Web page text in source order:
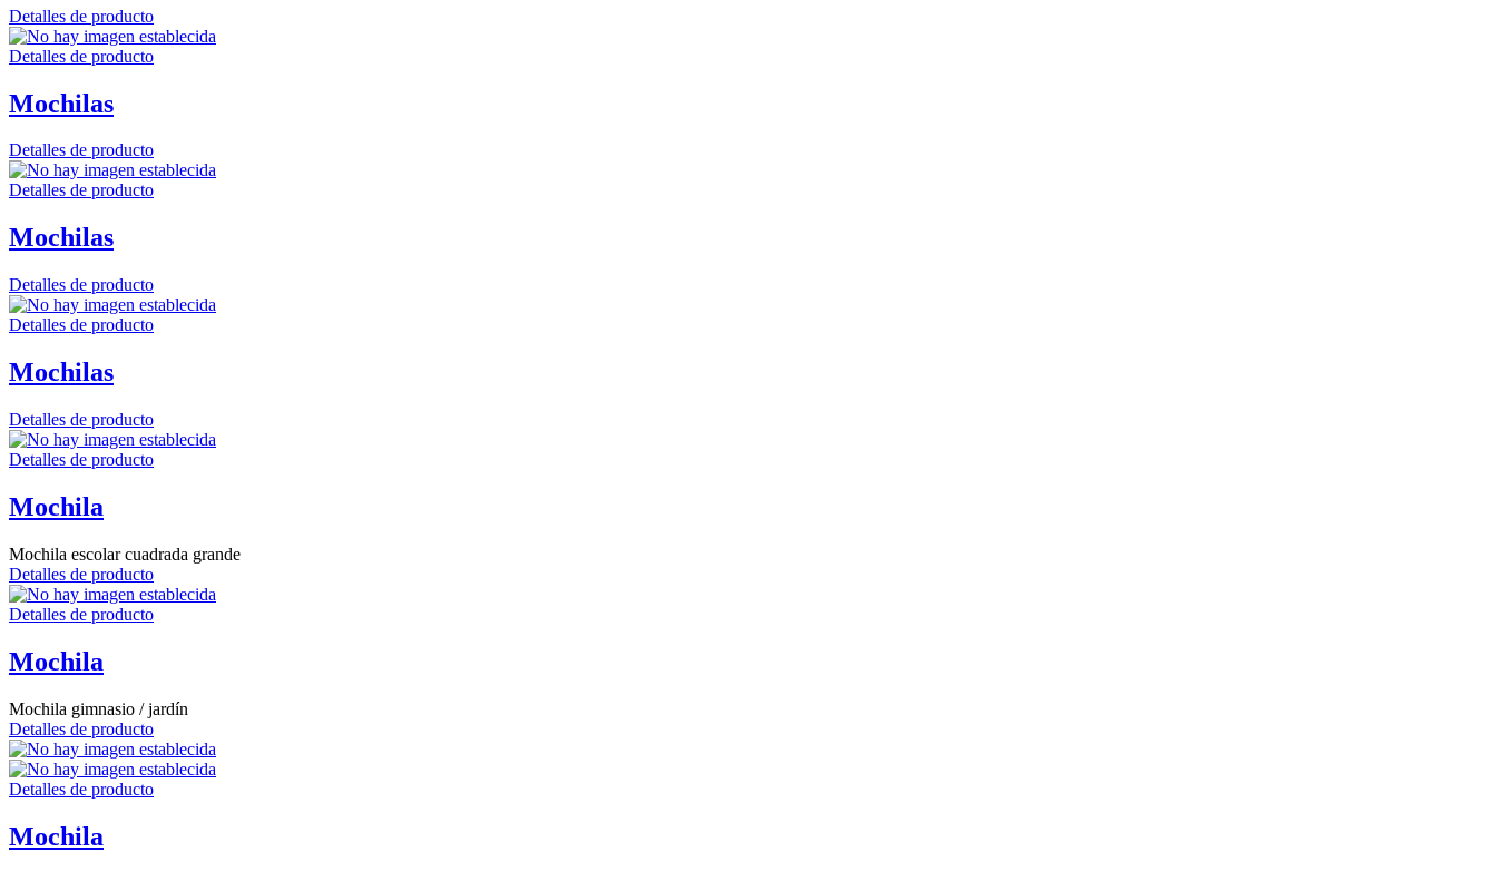
Detalles de producto
Detalles de producto
Mochilas
Detalles de producto
Detalles de producto
Mochilas
Detalles de producto
Detalles de producto
Mochilas
Detalles de producto
Detalles de producto
Mochila
Mochila escolar cuadrada grande
Detalles de producto
Detalles de producto
Mochila
Mochila gimnasio / jardín
Detalles de producto
Detalles de producto
Mochila